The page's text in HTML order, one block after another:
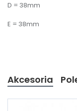
D = 38mm
E = 38mm
Akcesoria